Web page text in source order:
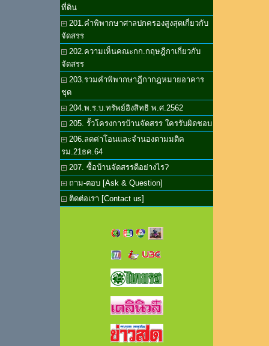
ที่ดิน
201.คำพิพากษาศาลปกครองสูงสุดเกี่ยวกับ
จัดสรร
202.ความเห็นคณะกก.กฤษฎีกาเกี่ยวกับ
จัดสรร
203.รวมคำพิพากษาฎีกากฎหมายอาคาร
ชุด
204.พ.ร.บ.ทรัพย์อิงสิทธิ พ.ศ.2562
205. รั้วโครงการบ้านจัดสรร ใครรับผิดชอบ
206.ลดค่าโอนและจำนองตามมติค
รม.21ธค.64
207. ซื้อบ้านจัดสรรดีอย่างไร?
ถาม-ตอบ [Ask & Question]
ติดต่อเรา [Contact us]